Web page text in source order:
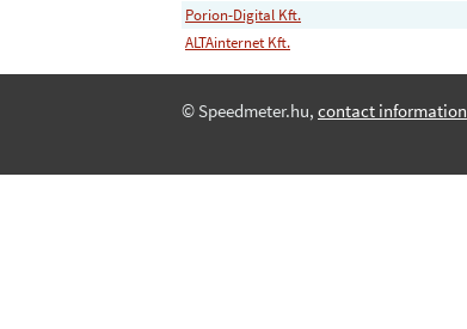
Porion-Digital Kft.
ALTAinternet Kft.
© Speedmeter.hu, contact information